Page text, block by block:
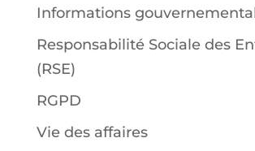
Informations
Responsabilité Sociale des
(RSE)
RGPD
Vie des affaires